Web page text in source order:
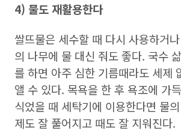
4) 물도 재활용한다
쌀뜨물은 세수할 때 다시 사용하거
의 나무에 물 대신 줘도 좋다. 국수
를 하면 아주 심한 기름때라도 세제
앨 수 있다. 목욕을 한 후 욕조에 가
식었을 때 세탁기에 이용한다면 물
제도 잘 풀어지고 때도 잘 지워진다.